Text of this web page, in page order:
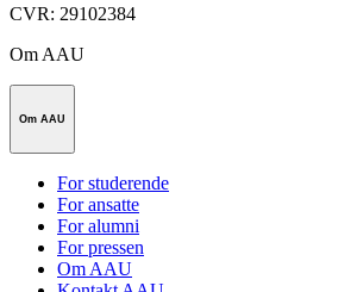
CVR: 29102384
Om AAU
Om AAU
For studerende
For ansatte
For alumni
For pressen
Om AAU